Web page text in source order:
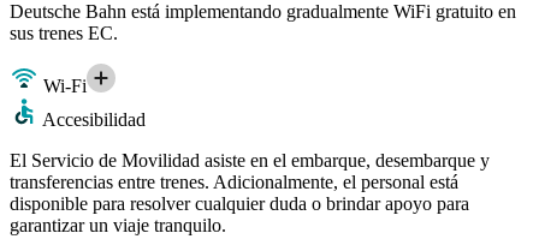
Deutsche Bahn está implementando gradualmente WiFi gratuito en
sus trenes EC.
Wi-Fi
Accesibilidad
El Servicio de Movilidad asiste en el embarque, desembarque y
transferencias entre trenes. Adicionalmente, el personal está
disponible para resolver cualquier duda o brindar apoyo para
garantizar un viaje tranquilo.